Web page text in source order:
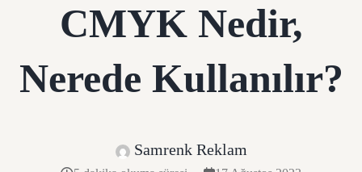
CMYK Nedir,
Nerede Kullanılır?
Samrenk Reklam